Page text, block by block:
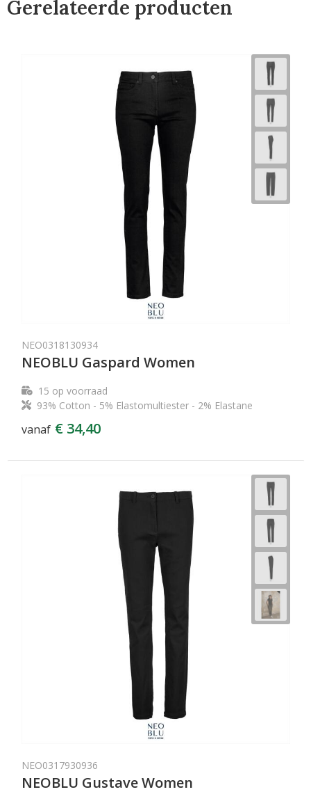
Gerelateerde producten
NEO0318130934
NEOBLU Gaspard Women
15 op voorraad
93% Cotton - 5% Elastomultiester - 2% Elastane
vanaf € 34,40
NEO0317930936
NEOBLU Gustave Women